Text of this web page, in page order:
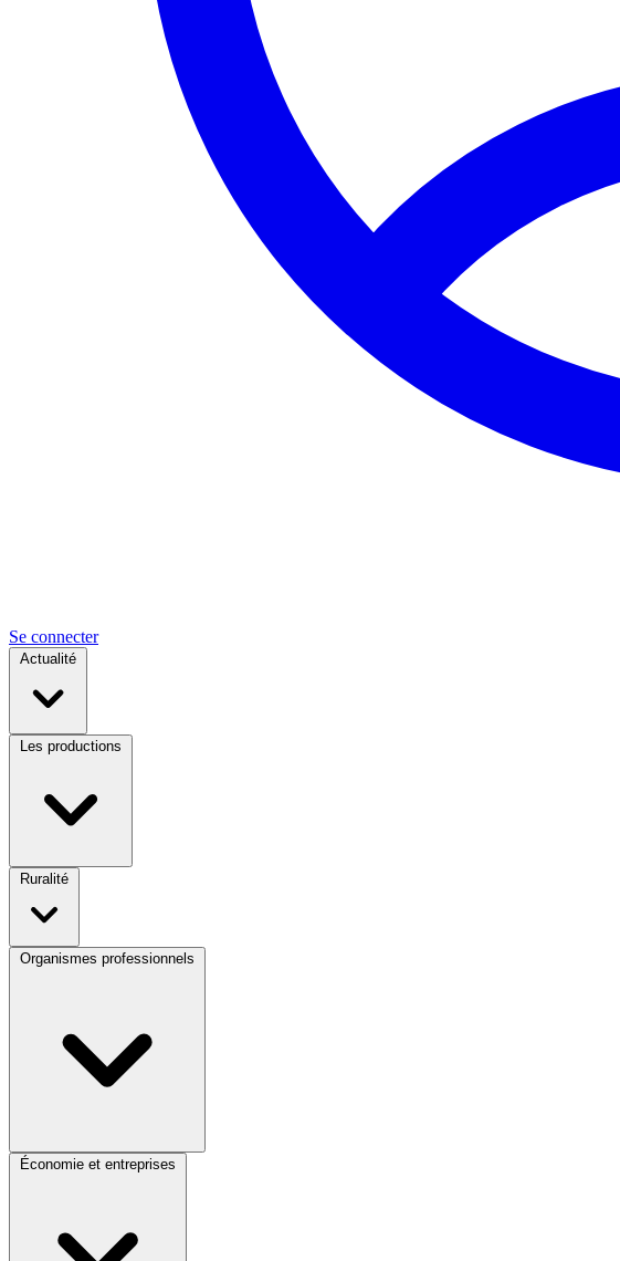
Se connecter
Actualité
Les productions
Ruralité
Organismes professionnels
Économie et entreprises